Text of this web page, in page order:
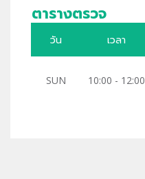
ตารางตรวจ
วัน เวลา
SUN 10:00 - 12:00